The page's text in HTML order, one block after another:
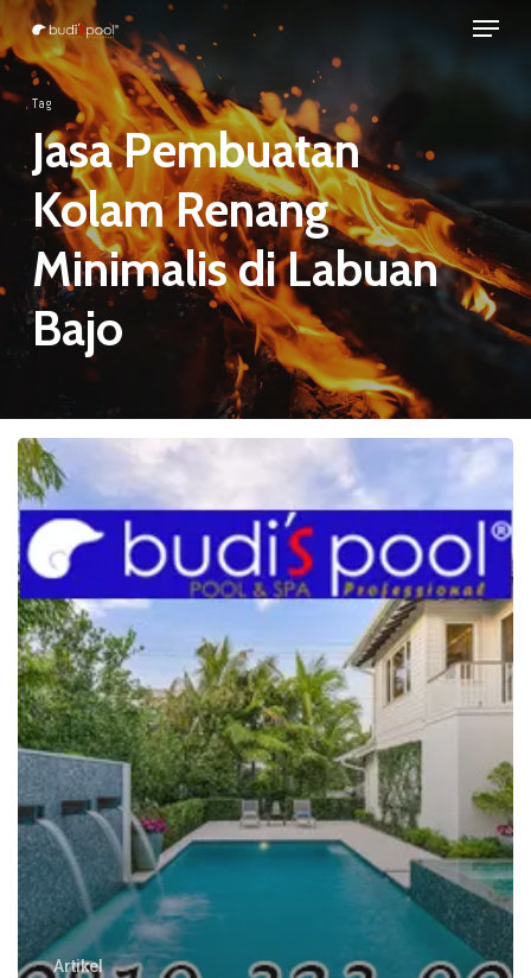
Skip
to
main
content
Menu
Tag
Jasa Pembuatan
Kolam Renang
Minimalis di Labuan
Bajo
JASA
Pembuatan
KOLAM
RENANG
di
LABUAN
BAJO
Artikel
Menu